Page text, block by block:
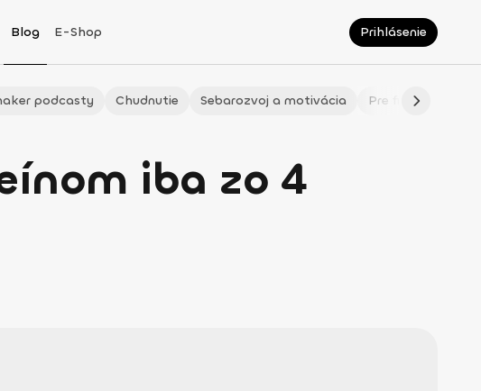
Blog E-Shop Prihlásenie
podcasty Chudnutie Sebarozvoj a motivácia Pre fitmaminky
iba zo 4